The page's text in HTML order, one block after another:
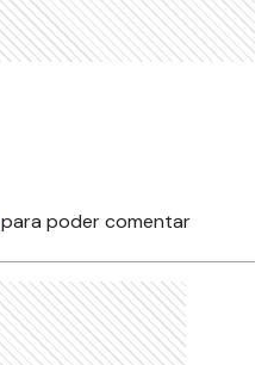
para poder comentar